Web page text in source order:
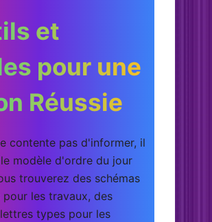
et
pour une
Réussie
contente pas d'informer, il
modèle d'ordre du jour
trouverez des schémas
les travaux, des
types pour les